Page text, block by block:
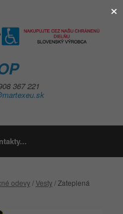
367 221
odevy/Vesty/ Zateplená
×